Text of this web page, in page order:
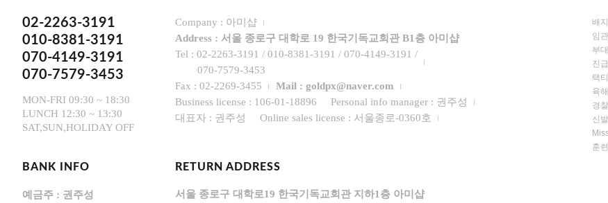
02-2263-3191
010-8381-3191
070-4149-3191
070-7579-3453
MON-FRI 09:30 ~ 18:30
LUNCH 12:30 ~ 13:30
SAT,SUN,HOLIDAY OFF
BANK INFO
예금주 : 권주성
Company : 아미샵
Address : 서울 종로구 대학로 19 한국기독교회관 B1층 아미샵
Tel : 02-2263-3191 / 010-8381-3191 / 070-4149-3191 /
070-7579-3453
Fax : 02-2269-3455
Mail : goldpx@naver.com
Business license : 106-01-18896
Personal info manager : 권주성
대표자 : 권주성
Online sales license : 서울종로-0360호
RETURN ADDRESS
서울 종로구 대학로19 한국기독교회관 지하1층 아미샵
배
임
부
진
택
육
경
신
훈